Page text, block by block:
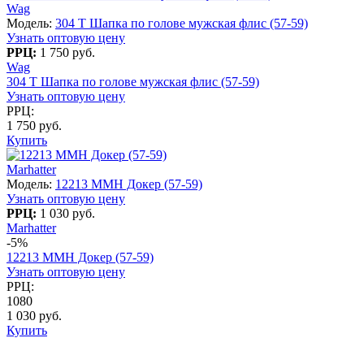
Wag
Модель: 304 T Шапка по голове мужская флис (57-59)
Узнать оптовую цену
РРЦ: 1 750 руб.
Wag
304 T Шапка по голове мужская флис (57-59)
Узнать оптовую цену
РРЦ:
1 750 руб.
Купить
Marhatter
Модель: 12213 MMH Докер (57-59)
Узнать оптовую цену
РРЦ: 1 030 руб.
Marhatter
-5%
12213 MMH Докер (57-59)
Узнать оптовую цену
РРЦ:
1080
1 030 руб.
Купить